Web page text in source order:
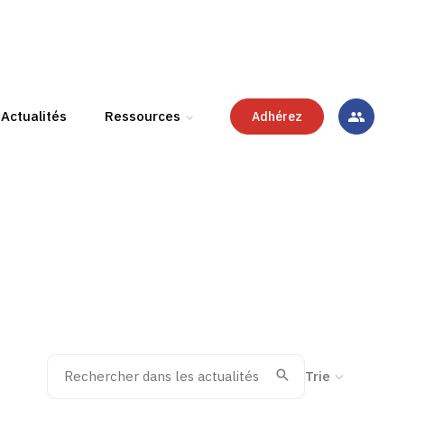
Actualités Ressources Adhérez
Recherche
ValiderTrier la recherche